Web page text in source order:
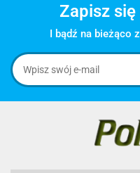
Zapisz
I bądź na bieżąco